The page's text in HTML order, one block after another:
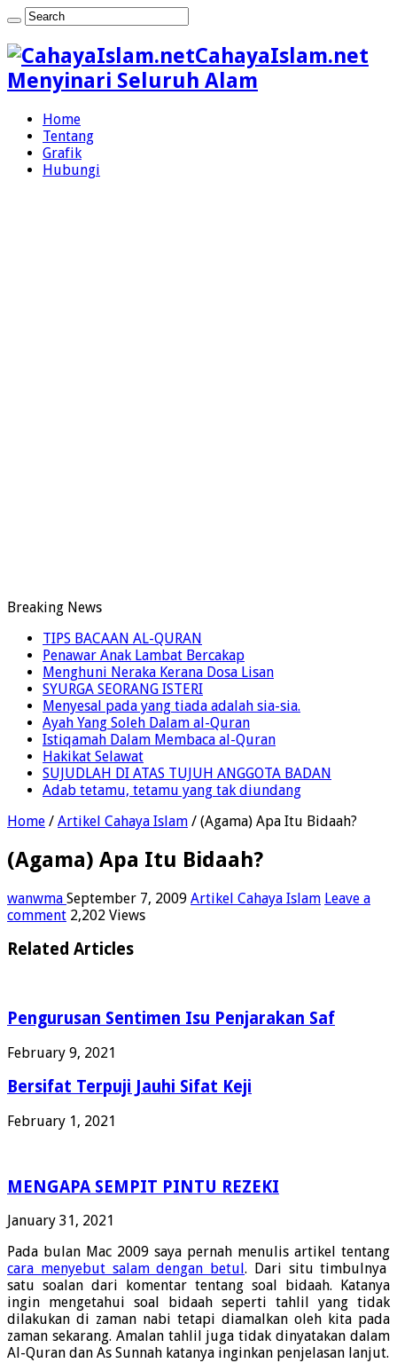
CahayaIslam.net
Menyinari Seluruh Alam
Home
Tentang
Grafik
Hubungi
Breaking News
TIPS BACAAN AL-QURAN
Penawar Anak Lambat Bercakap
Menghuni Neraka Kerana Dosa Lisan
SYURGA SEORANG ISTERI
Menyesal pada yang tiada adalah sia-sia.
Ayah Yang Soleh Dalam al-Quran
Istiqamah Dalam Membaca al-Quran
Hakikat Selawat
SUJUDLAH DI ATAS TUJUH ANGGOTA BADAN
Adab tetamu, tetamu yang tak diundang
Home / Artikel Cahaya Islam / (Agama) Apa Itu Bidaah?
(Agama) Apa Itu Bidaah?
wanwma September 7, 2009 Artikel Cahaya Islam Leave a
comment 2,202 Views
Related Articles
Pengurusan Sentimen Isu Penjarakan Saf
February 9, 2021
Bersifat Terpuji Jauhi Sifat Keji
February 1, 2021
MENGAPA SEMPIT PINTU REZEKI
January 31, 2021
Pada bulan Mac 2009 saya pernah menulis artikel tentang
cara menyebut salam dengan betul . Dari situ timbulnya
satu soalan dari komentar tentang soal bidaah. Katanya
ingin mengetahui soal bidaah seperti tahlil yang tidak
dilakukan di zaman nabi tetapi diamalkan oleh kita pada
zaman sekarang. Amalan tahlil juga tidak dinyatakan dalam
Al-Quran dan As Sunnah katanya inginkan penjelasan lanjut.